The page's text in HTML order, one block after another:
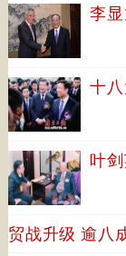
李
十
叶
贸战升级 逾八